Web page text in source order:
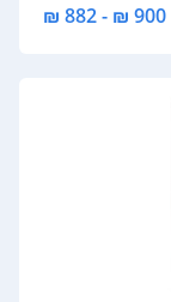
900 ₪ - 882 ₪